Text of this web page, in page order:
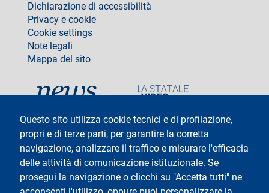
Questo sito utilizza cookie tecnici e di profilazione,
propri e di terze parti, per garantire la corretta
navigazione, analizzare il traffico e misurare l'efficacia
delle attività di comunicazione istituzionale. Se
prosegui la navigazione o clicchi su "Accetta tutti" ne
Dichiarazione di accessibilità
Privacy e cookie
Cookie settings
Note legali
Mappa del sito
Testo
Università degli Studi di Milano
Via Festa del Perdono 7 - 20122 Milano
Tel: +39 02 5032 5032
social